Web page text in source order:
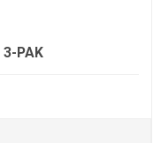
3-PAK